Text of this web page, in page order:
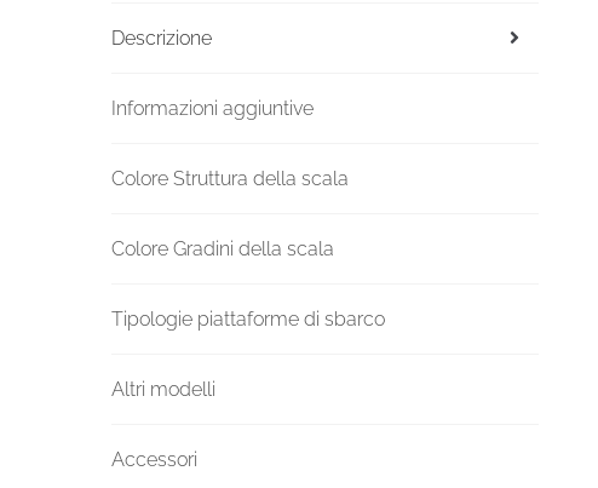
Descrizione
Informazioni aggiuntive
Colore Struttura della scala
Colore Gradini della scala
Tipologie piattaforme di sbarco
Altri modelli
Accessori